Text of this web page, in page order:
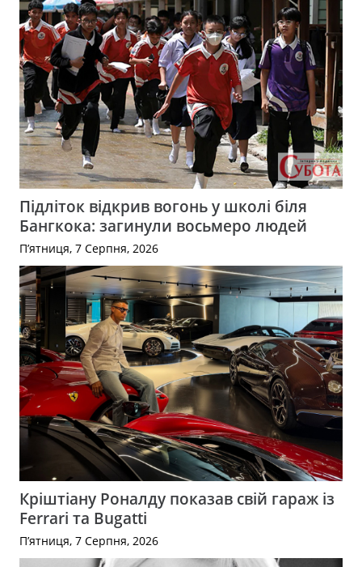
Підліток відкрив вогонь у школі біля
Бангкока: загинули восьмеро людей
П’ятниця, 7 Серпня, 2026
Кріштіану Роналду показав свій гараж із
Ferrari та Bugatti
П’ятниця, 7 Серпня, 2026